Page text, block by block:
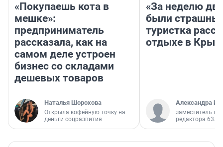
«Покупаешь кота в
мешке»:
предприниматель
рассказала, как на
самом деле устроен
бизнес со складами
дешевых товаров
Наталья Шорохова
Открыла кофейную точку на
деньги соцразвития
«За неделю
были
туристка
отдыхе в
Александра
заместитель
редактора 63.RU